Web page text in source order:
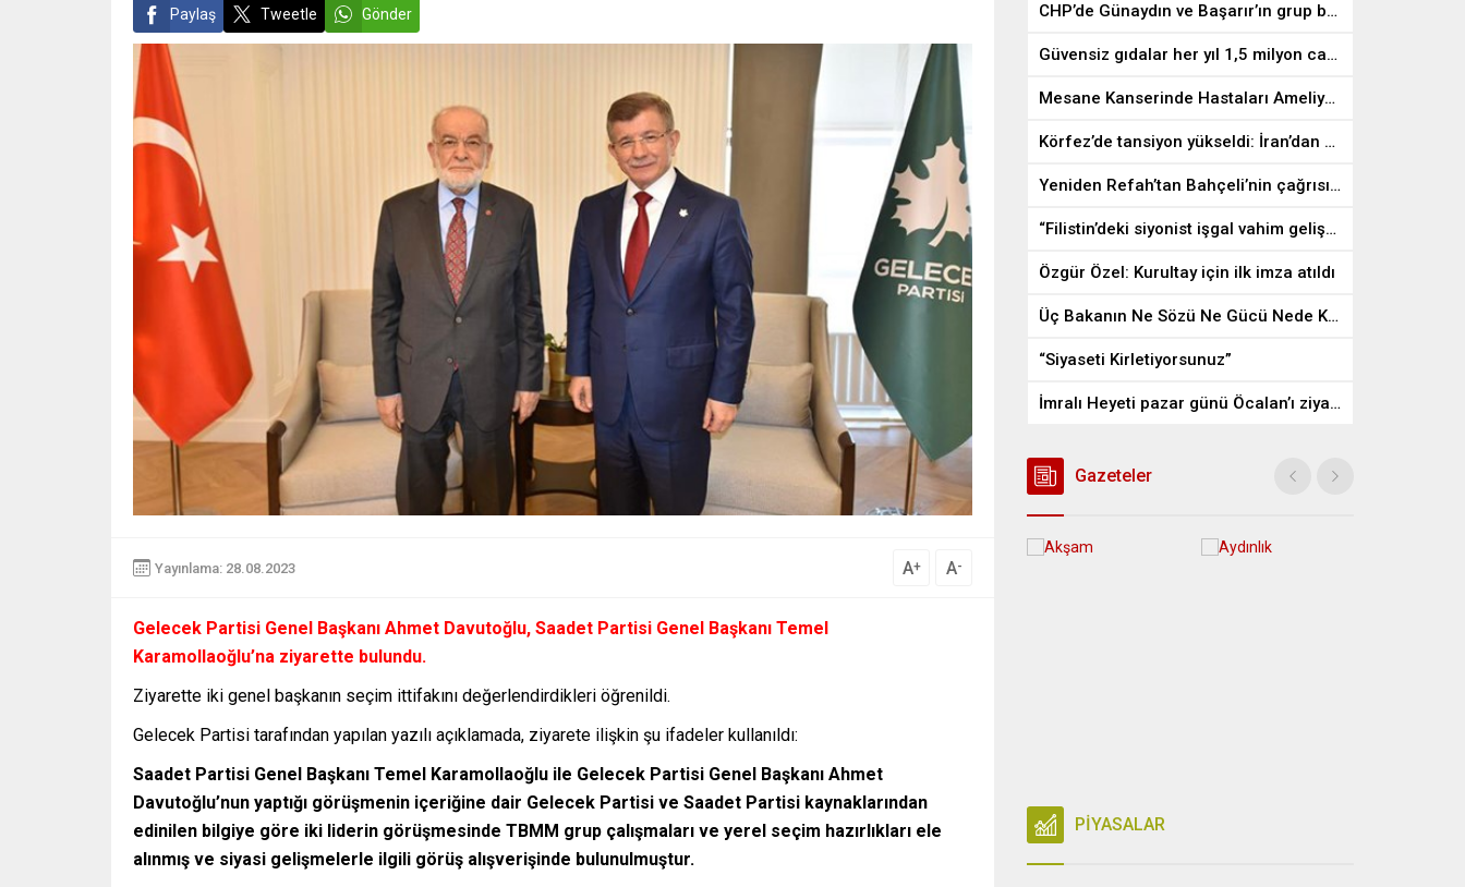
Paylaş Tweetle Gönder
Yayınlama: 28.08.2023 A+ A-
Gelecek Partisi Genel Başkanı Ahmet Davutoğlu, Saadet Partisi Genel Başkanı Temel
Karamollaoğlu’na ziyarette bulundu.
Ziyarette iki genel başkanın seçim ittifakını değerlendirdikleri öğrenildi.
Gelecek Partisi tarafından yapılan yazılı açıklamada, ziyarete ilişkin şu ifadeler kullanıldı:
Saadet Partisi Genel Başkanı Temel Karamollaoğlu ile Gelecek Partisi Genel Başkanı Ahmet
Davutoğlu’nun yaptığı görüşmenin içeriğine dair Gelecek Partisi ve Saadet Partisi kaynaklarından
edinilen bilgiye göre iki liderin görüşmesinde TBMM grup çalışmaları ve yerel seçim hazırlıkları ele
alınmış ve siyasi gelişmelerle ilgili görüş alışverişinde bulunulmuştur.
CHP’de Günaydın ve Başarır’ın grup başkanvekilliği düştü
Güvensiz gıdalar her yıl 1,5 milyon can alıyor
Mesane Kanserinde Hastaları Ameliyattan Kurtaran İlaç
Körfez’de tansiyon yükseldi: İran’dan ABD üslerine misilleme
Yeniden Refah’tan Bahçeli’nin çağrısına destek
“Filistin’deki siyonist işgal vahim gelişmelere gebe”
Özgür Özel: Kurultay için ilk imza atıldı
Üç Bakanın Ne Sözü Ne Gücü Nede Kudreti Yetmedi
“Siyaseti Kirletiyorsunuz”
İmralı Heyeti pazar günü Öcalan’ı ziyaret edecek
Gazeteler
PİYASALAR